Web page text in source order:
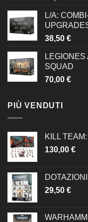
L/A:
38,50 €
SQUAD
70,00 €
PIÙ VENDUTI
KILL
130,00 €
29,50 €